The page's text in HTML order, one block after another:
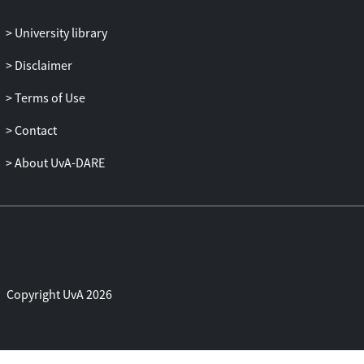
University library
Disclaimer
Terms of Use
Contact
About UvA-DARE
Copyright UvA 2026